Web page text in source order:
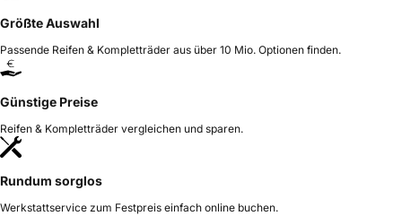
Größte Auswahl
Passende Reifen & Kompletträder aus über 10 Mio. Optionen finden.
Günstige Preise
Reifen & Kompletträder vergleichen und sparen.
Rundum sorglos
Werkstattservice zum Festpreis einfach online buchen.